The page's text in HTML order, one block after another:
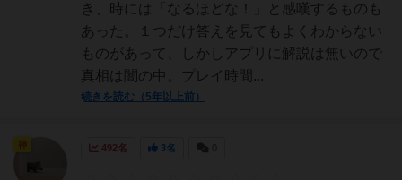
き、時には「なるほどな！」と感嘆するものも
あった。１つだけ答えを見てもよくわからない
ものがあって、しかしアプリに解説は無いので
真相は闇の中。プレイ時間...
続きを読む（5年以上前）
492名 3名
神